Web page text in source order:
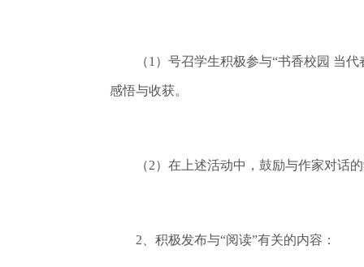
（1）号召学生积极参与“书香校园 当代
感悟与收获。
（2）在上述活动中，鼓励与作家对话的
2、积极发布与“阅读”有关的内容：